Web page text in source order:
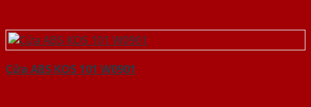
Cửa ABS KOS 101 W0901